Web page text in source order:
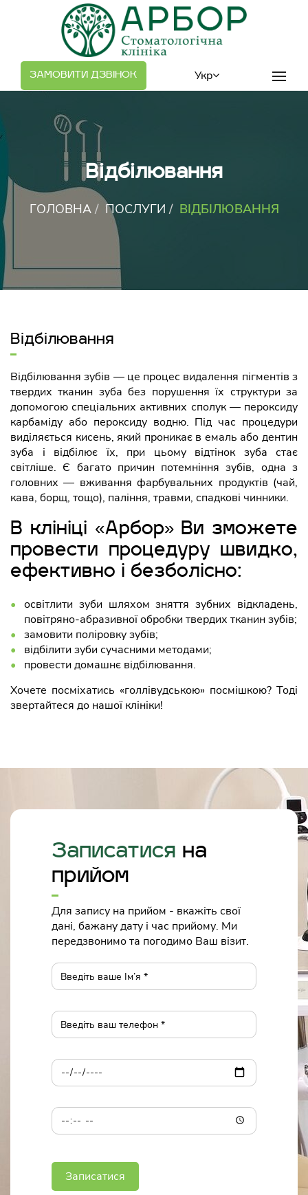
Укр
ЗАМОВИТИ ДЗВІНОК
Відбілювання
ГОЛОВНА ПОСЛУГИ ВІДБІЛЮВАННЯ
Відбілювання
Відбілювання зубів — це процес видалення пігментів з
твердих тканин зуба без порушення їх структури за
допомогою спеціальних активних сполук — пероксиду
карбаміду або пероксиду водню. Під час процедури
виділяється кисень, який проникає в емаль або дентин
зуба і відбілює їх, при цьому відтінок зуба стає
світліше. Є багато причин потемніння зубів, одна з
головних — вживання фарбувальних продуктів (чай,
кава, борщ, тощо), паління, травми, спадкові чинники.
В клініці «Арбор» Ви зможете
провести процедуру швидко,
ефективно і безболісно:
освітлити зуби шляхом зняття зубних відкладень,
повітряно-абразивної обробки твердих тканин зубів;
замовити поліровку зубів;
відбілити зуби сучасними методами;
провести домашнє відбілювання.
Хочете посміхатись «голлівудською» посмішкою? Тоді
звертайтеся до нашої клініки!
Записатися на
прийом
Для запису на прийом - вкажіть свої
дані, бажану дату і час прийому. Ми
передзвонимо та погодимо Ваш візит.
Записатися